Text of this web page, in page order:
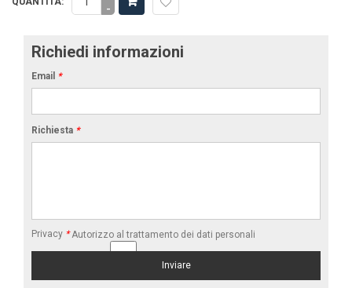
-
Richiedi informazioni
Email *
Richiesta *
Privacy * Autorizzo al trattamento dei dati personali